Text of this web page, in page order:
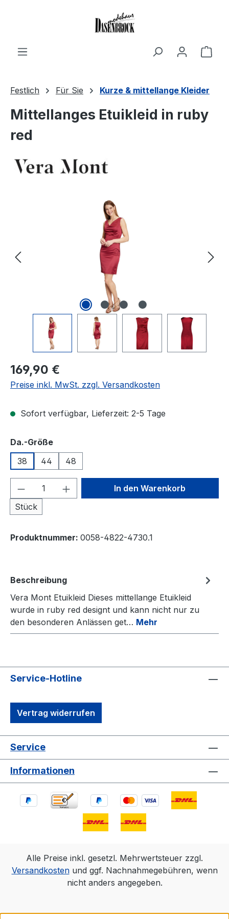
Festlich Für Sie Kurze & mittellange Kleider
Mittellanges Etuikleid in ruby
red
Bildergalerie überspringen
Regulärer Preis:
169,90 €
Preise inkl. MwSt. zzgl. Versandkosten
Sofort verfügbar, Lieferzeit: 2-5 Tage
Da.-Größeauswählen
38
44 48
Produkt Anzahl: Gib den
Stück
In den Warenkorb
Produktnummer: 0058-4822-4730.1
Beschreibung
Vera Mont Etuikleid Dieses mittellange Etuikleid
wurde in ruby red designt und kann nicht nur zu
den besonderen Anlässen get… Mehr
Service-Hotline
Vertrag widerrufen
Service
Informationen
Alle Preise inkl. gesetzl. Mehrwertsteuer zzgl.
Versandkostenund ggf. Nachnahmegebühren, wenn
nicht anders angegeben.